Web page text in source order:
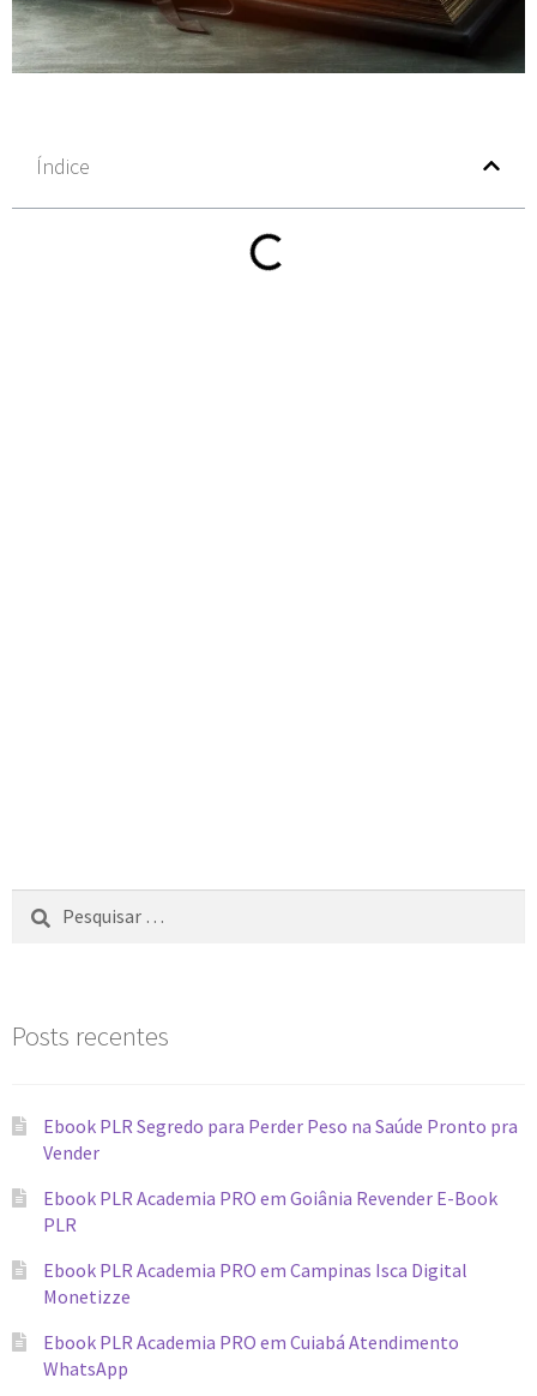
Índice
Posts recentes
Ebook PLR Segredo para Perder Peso na Saúde Pronto pra
Vender
Ebook PLR Academia PRO em Goiânia Revender E-Book
PLR
Ebook PLR Academia PRO em Campinas Isca Digital
Monetizze
Ebook PLR Academia PRO em Cuiabá Atendimento
WhatsApp